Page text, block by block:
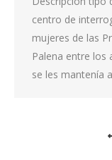
centro de
mujeres de las
Palena entre los
se les mantenía